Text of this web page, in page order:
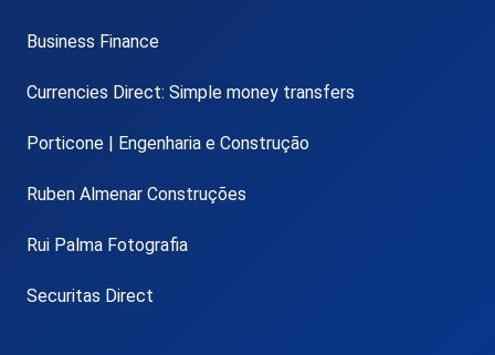
Business Finance
Currencies Direct: Simple money transfers
Porticone | Engenharia e Construção
Ruben Almenar Construções
Rui Palma Fotografia
Securitas Direct